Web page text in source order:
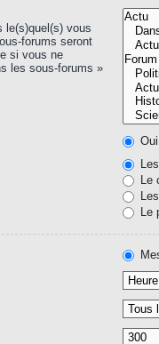
le(s)quel(s) vous
forums seront
si vous ne
les sous-forums »
Oui
Le
Le